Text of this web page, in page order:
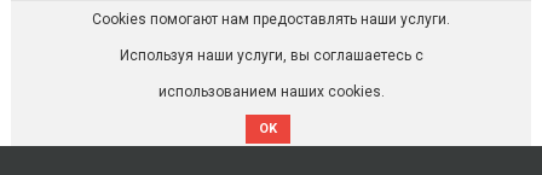
Cookies помогают нам предоставлять наши услуги.
Используя наши услуги, вы соглашаетесь с
использованием наших cookies.
OK